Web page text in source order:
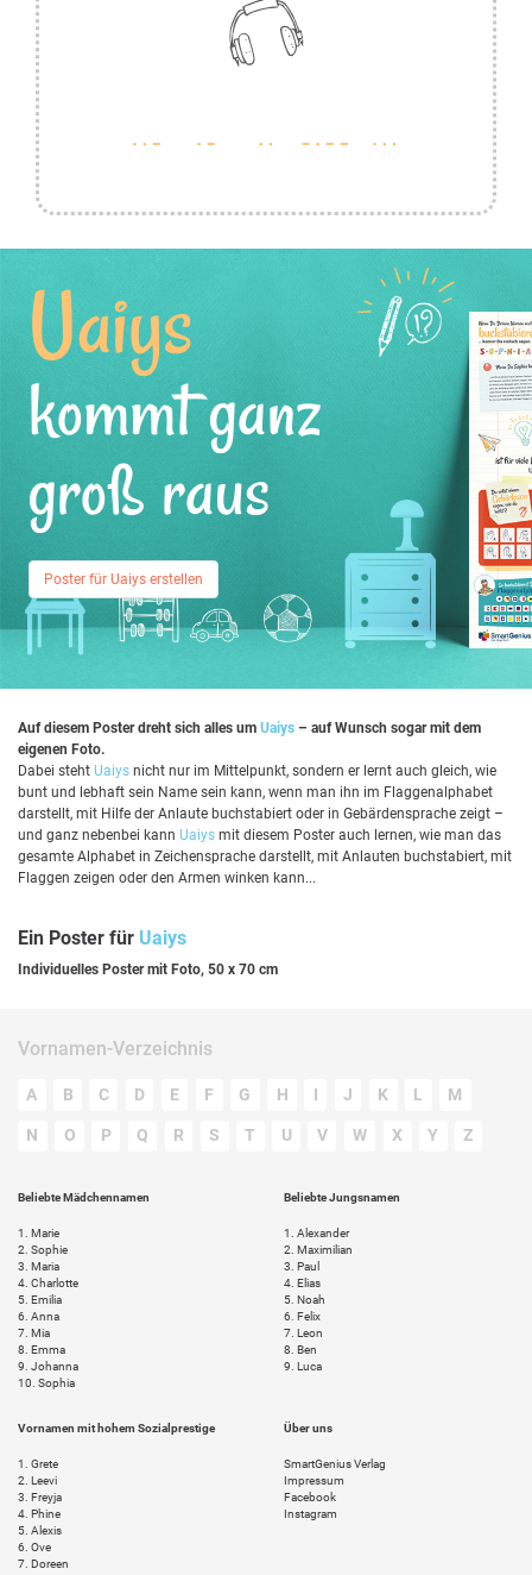
Uaiys
kommt ganz
groß raus
Poster für Uaiys erstellen
Auf diesem Poster dreht sich alles um Uaiys – auf Wunsch sogar mit dem
eigenen Foto.
Dabei steht Uaiys nicht nur im Mittelpunkt, sondern er lernt auch gleich, wie
bunt und lebhaft sein Name sein kann, wenn man ihn im Flaggenalphabet
darstellt, mit Hilfe der Anlaute buchstabiert oder in Gebärdensprache zeigt –
und ganz nebenbei kann Uaiys mit diesem Poster auch lernen, wie man das
gesamte Alphabet in Zeichensprache darstellt, mit Anlauten buchstabiert, mit
Flaggen zeigen oder den Armen winken kann...
Ein Poster für Uaiys
Individuelles Poster mit Foto, 50 x 70 cm
Vornamen-Verzeichnis
A B C D E F G H I J K L M
N O P Q R S T U V W X Y Z
Beliebte Mädchennamen
1.
Marie
2. Sophie
3. Maria
4. Charlotte
5. Emilia
6. Anna
7. Mia
8. Emma
9. Johanna
10. Sophia
Beliebte Jungsnamen
1.
Alexander
2. Maximilian
3. Paul
4. Elias
5. Noah
6. Felix
7. Leon
8. Ben
9. Luca
Vornamen mit hohem Sozialprestige
1.
Grete
2. Leevi
3. Freyja
4. Phine
5. Alexis
6. Ove
7. Doreen
Über uns
SmartGenius Verlag
Impressum
Facebook
Instagram